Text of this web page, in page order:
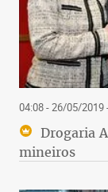
04:08 - 26/05/2019
Drogaria
mineiros